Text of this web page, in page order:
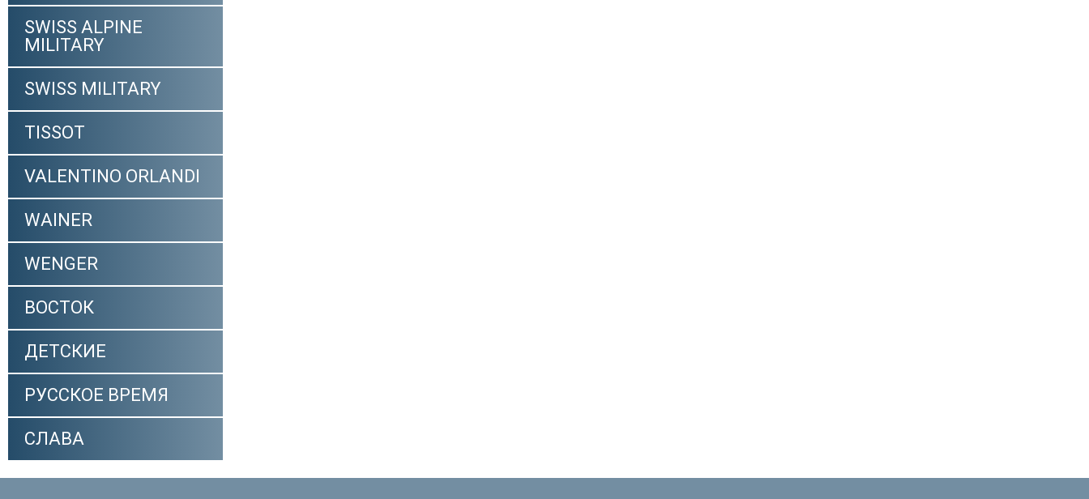
SWISS ALPINE
MILITARY
SWISS MILITARY
TISSOT
VALENTINO ORLANDI
WAINER
WENGER
ВОСТОК
ДЕТСКИЕ
РУССКОЕ ВРЕМЯ
СЛАВА